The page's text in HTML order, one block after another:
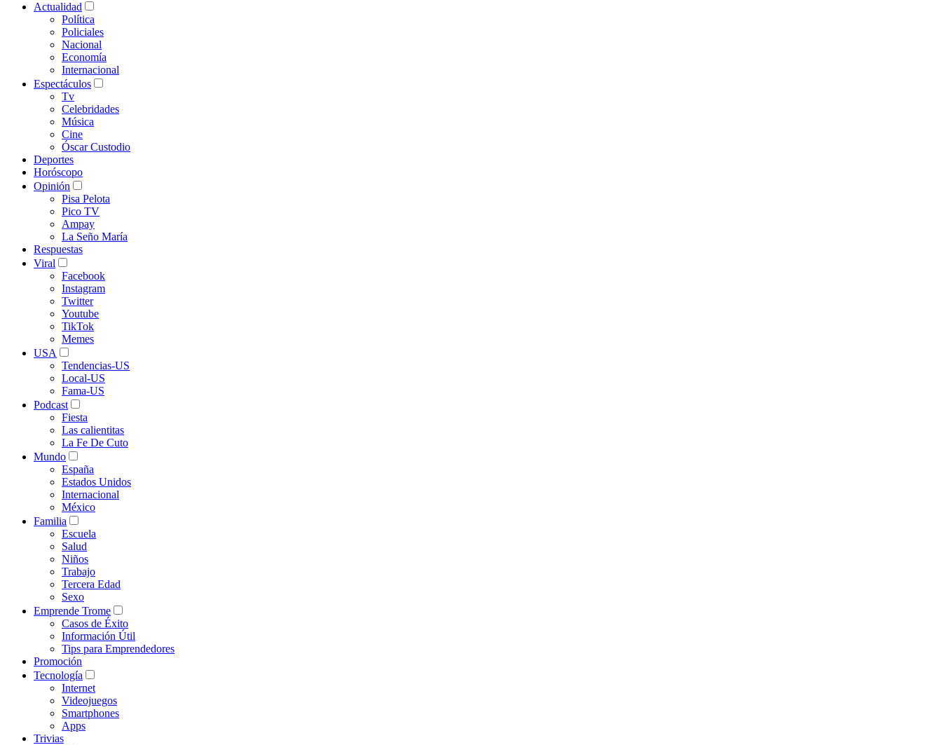
Actualidad
Política
Policiales
Nacional
Economía
Internacional
Espectáculos
Tv
Celebridades
Música
Cine
Óscar Custodio
Deportes
Horóscopo
Opinión
Pisa Pelota
Pico TV
Ampay
La Seño María
Respuestas
Viral
Facebook
Instagram
Twitter
Youtube
TikTok
Memes
USA
Tendencias-US
Local-US
Fama-US
Podcast
Fiesta
Las calientitas
La Fe De Cuto
Mundo
España
Estados Unidos
Internacional
México
Familia
Escuela
Salud
Niños
Trabajo
Tercera Edad
Sexo
Emprende Trome
Casos de Éxito
Información Útil
Tips para Emprendedores
Promoción
Tecnología
Internet
Videojuegos
Smartphones
Apps
Trivias